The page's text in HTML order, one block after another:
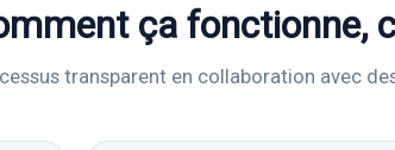
ça fonctionne,
transparent en collaboration avec